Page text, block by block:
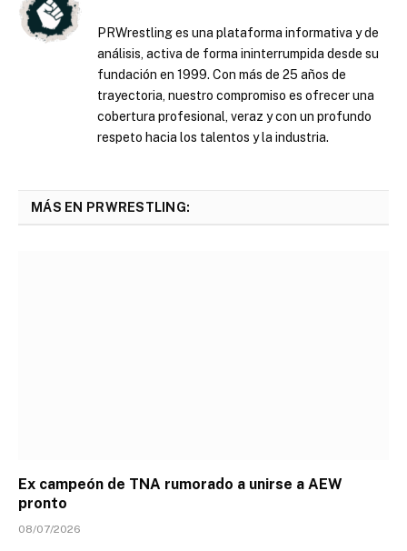
PRWrestling es una plataforma informativa y de
análisis, activa de forma ininterrumpida desde su
fundación en 1999. Con más de 25 años de
trayectoria, nuestro compromiso es ofrecer una
cobertura profesional, veraz y con un profundo
respeto hacia los talentos y la industria.
MÁS EN PRWRESTLING:
Ex campeón de TNA rumorado a unirse a AEW
pronto
08/07/2026